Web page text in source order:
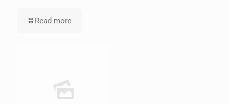
Read more